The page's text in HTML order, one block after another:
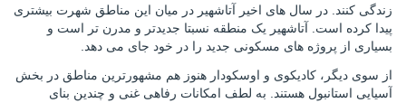
زندگی کنند. در سال های اخیر آتاشهیر در میان این مناطق شهرت بیشتری
پیدا کرده است. آتاشهیر یک منطقه نسبتا جدیدتر و مدرن تر است و
بسیاری از پروژه های مسکونی جدید را در خود جای می دهد.
از سوی دیگر، کادیکوی و اوسکودار هنوز هم مشهورترین مناطق در بخش
آسیایی استانبول هستند. به لطف امکانات رفاهی غنی و چندین بنای